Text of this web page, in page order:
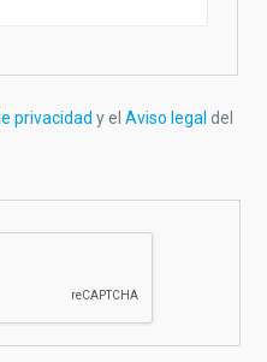
privacidad y el Aviso legal del